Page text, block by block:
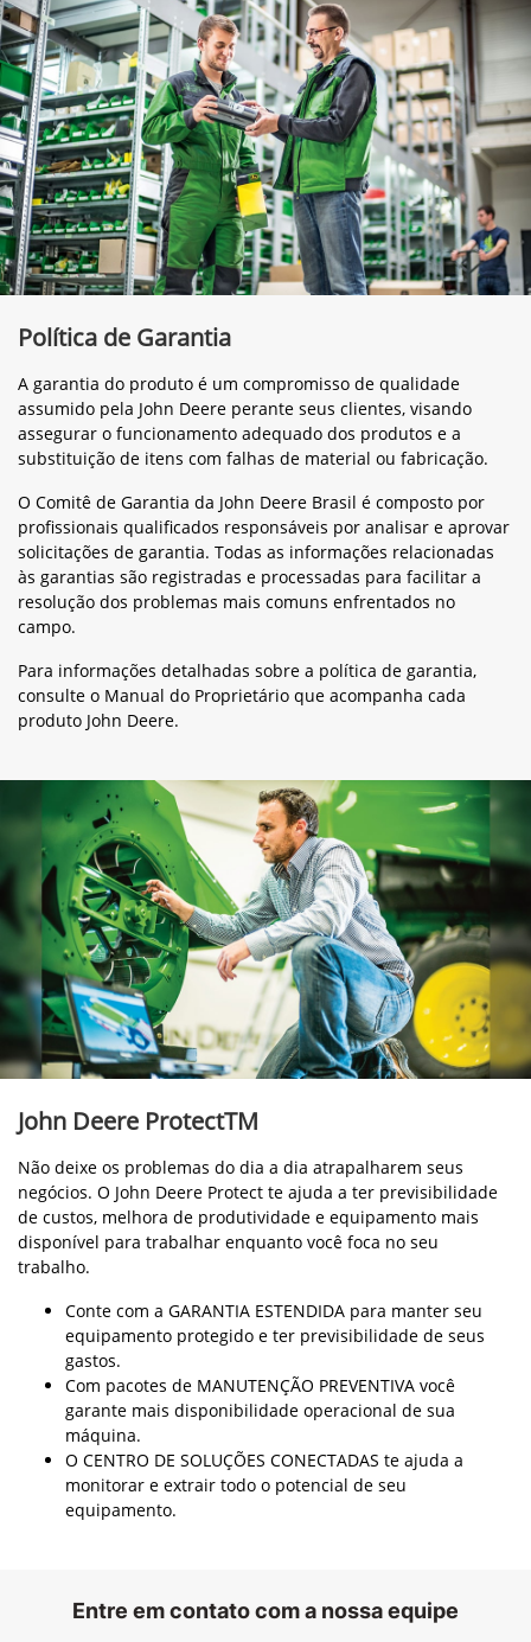
Política de Garantia
A garantia do produto é um compromisso de qualidade
assumido pela John Deere perante seus clientes, visando
assegurar o funcionamento adequado dos produtos e a
substituição de itens com falhas de material ou fabricação.
O Comitê de Garantia da John Deere Brasil é composto por
profissionais qualificados responsáveis por analisar e aprovar
solicitações de garantia. Todas as informações relacionadas
às garantias são registradas e processadas para facilitar a
resolução dos problemas mais comuns enfrentados no
campo.
Para informações detalhadas sobre a política de garantia,
consulte o Manual do Proprietário que acompanha cada
produto John Deere.
John Deere ProtectTM
Não deixe os problemas do dia a dia atrapalharem seus
negócios. O John Deere Protect te ajuda a ter previsibilidade
de custos, melhora de produtividade e equipamento mais
disponível para trabalhar enquanto você foca no seu
trabalho.
Conte com a GARANTIA ESTENDIDA para manter seu
equipamento protegido e ter previsibilidade de seus
gastos.
Com pacotes de MANUTENÇÃO PREVENTIVA você
garante mais disponibilidade operacional de sua
máquina.
O CENTRO DE SOLUÇÕES CONECTADAS te ajuda a
monitorar e extrair todo o potencial de seu
equipamento.
Entre em contato com a nossa equipe